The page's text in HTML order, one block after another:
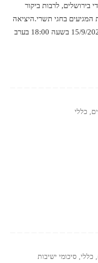
בירושלים, לרבות ביקור
בחגי תשרי.היציאה
לסיור מרחבת פארק המים: ביום חמישי 15/9/2022 בשעה 18:00 בערב
כללי
כללי, סיכומי ישיבות